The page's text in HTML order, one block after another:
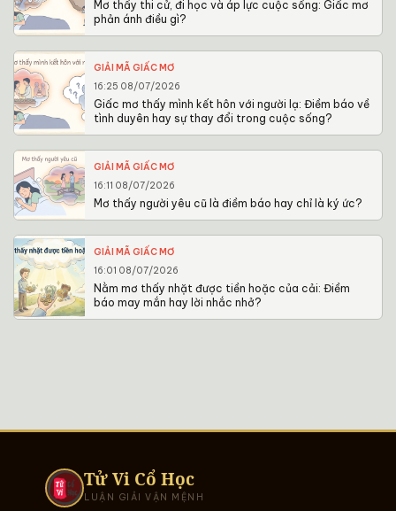
Mơ thấy thi cử, đi học và áp lực cuộc sống: Giấc mơ
phản ánh điều gì?
GIẢI MÃ GIẤC MƠ
16:25 08/07/2026
Giấc mơ thấy mình kết hôn với người lạ: Điềm báo về
tình duyên hay sự thay đổi trong cuộc sống?
GIẢI MÃ GIẤC MƠ
16:11 08/07/2026
Mơ thấy người yêu cũ là điềm báo hay chỉ là ký ức?
GIẢI MÃ GIẤC MƠ
16:01 08/07/2026
Nằm mơ thấy nhặt được tiền hoặc của cải: Điềm
báo may mắn hay lời nhắc nhở?
Tử Vi Cổ Học
LUẬN GIẢI VẬN MỆNH